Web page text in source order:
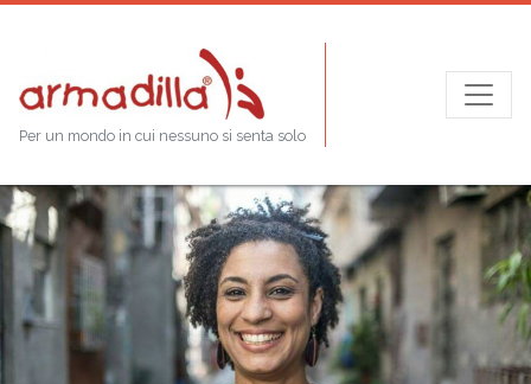
Per un mondo in cui nessuno si senta solo